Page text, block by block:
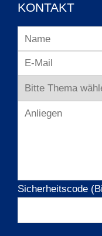
KONTAKT
Sicherheitscode